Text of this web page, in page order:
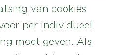
van cookies
per individueel
moet geven. Als